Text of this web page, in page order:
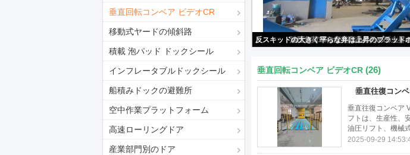
垂直回転コンベア ビデオCR
移動式ヤードの傾斜路
積載 泡パッド ドックシール
インフレータブルドックシール
船積みドックの避難所
空中作業プラットフォーム
高速ローリングドア
産業部門別のドア
反スキッドのチェック模様の油圧中二階の商
垂直回転コンベア ビデオCR (26)
垂直往復コン
垂直往復コンベア
フトは、生産性、
油圧リフト、機械
2025-09-29